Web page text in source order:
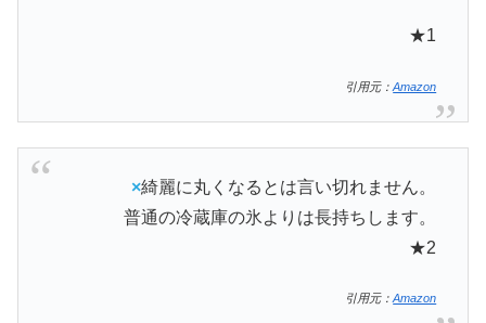
★1
引用元：Amazon
×綺麗に丸くなるとは言い切れません。
普通の冷蔵庫の氷よりは長持ちします。
★2
引用元：Amazon